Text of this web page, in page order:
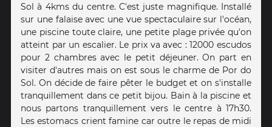
Sol à 4kms du centre. C'est juste magnifique. Installé
sur une falaise avec une vue spectaculaire sur l'océan,
une piscine toute claire, une petite plage privée qu'on
atteint par un escalier. Le prix va avec : 12000 escudos
pour 2 chambres avec le petit déjeuner. On part en
visiter d'autres mais on est sous le charme de Por do
Sol. On décide de faire pêter le budget et on s'installe
tranquillement dans ce petit bijou. Bain à la piscine et
nous partons tranquillement vers le centre à 17h30.
Les estomacs crient famine car outre le repas de midi